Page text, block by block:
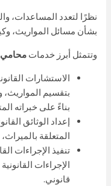
نظرًا لتعدد المساعدات،
بشأن مسائل المواريث،
وتتمثل أبرز خدماتمحامي
الاستشارات
بتقسيم المواريث،
بناءً على خبراته
إعداد الوثائق
المتعلقة
تنفيذ الإجراءات
الإجراءات
قانوني.